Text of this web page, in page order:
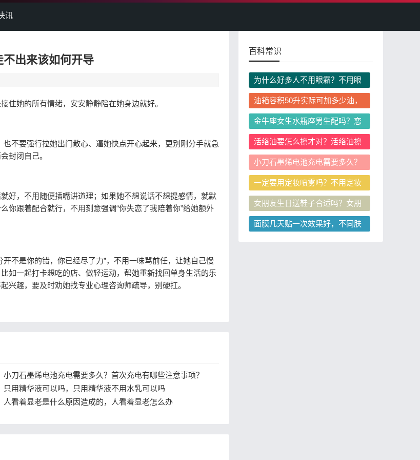
讯
出来该如何开导
她的所有情绪，安安静静陪在她身边就好。
不要强行拉她出门散心、逼她快点开心起来，更别刚分手就急
封闭自己。
，不用随便插嘴讲道理；如果她不想说话不想提感情，就默
你跟着配合就行，不用刻意强调“你失恋了我陪着你”给她额外
是你的错，你已经尽了力”，不用一味骂前任，让她自己慢
如一起打卡想吃的店、做轻运动，帮她重新找回单身生活的乐
兴趣，要及时劝她找专业心理咨询师疏导，别硬扛。
小刀石墨烯电池充电需要多久？首次充电有哪些注意事项？
只用精华液可以吗，只用精华液不用水乳可以吗
人看着显老是什么原因造成的，人看着显老怎么办
百科常识
为什么好多人不用眼霜？不用眼
霜会对眼周皮肤造成伤害吗？
油箱容积50升实际可加多少油，
为什么实际加油量会超过标称容
积？
金牛座女生水瓶座男生配吗？恋
爱相处有哪些注意事项？
活络油要怎么擦才对？活络油擦
完需要按摩吗？
小刀石墨烯电池充电需要多久？
首次充电有哪些注意事项？
一定要用定妆喷雾吗？不用定妆
喷雾怎么定妆？
女朋友生日送鞋子合适吗？女朋
友生日送鞋有什么忌讳和讲究？
面膜几天贴一次效果好，不同肤